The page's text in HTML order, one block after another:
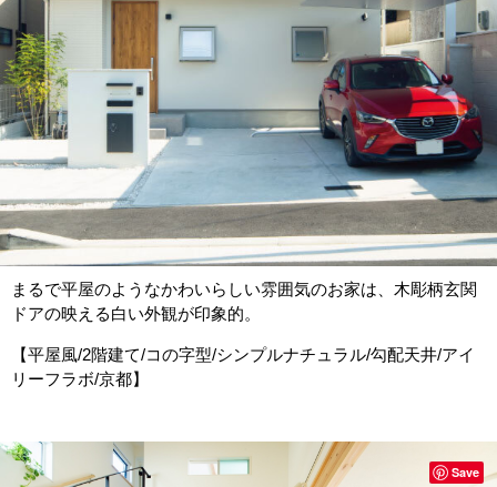
まるで平屋のようなかわいらしい雰囲気のお家は、木彫柄玄関
ドアの映える白い外観が印象的。
【平屋風/2階建て/コの字型/シンプルナチュラル/勾配天井/アイ
リーフラボ/京都】
Save